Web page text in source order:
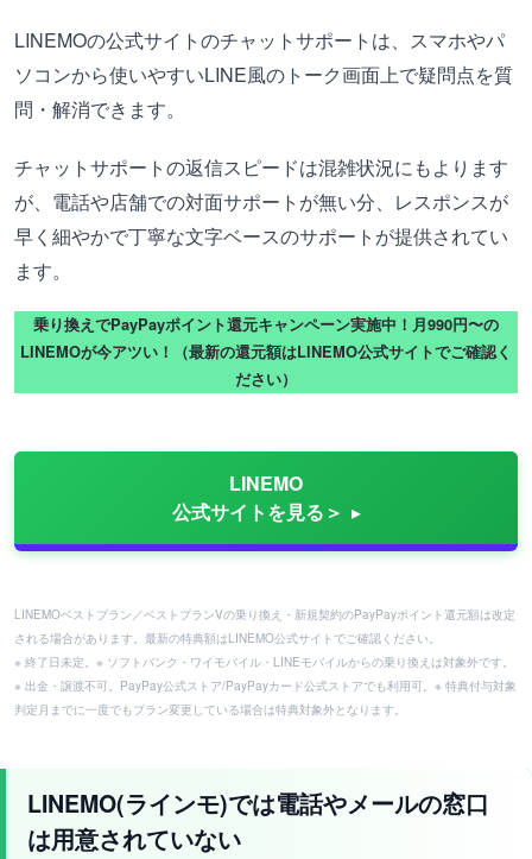
LINEMOの公式サイトのチャットサポートは、スマホやパ
ソコンから使いやすいLINE風のトーク画面上で疑問点を質
問・解消できます。
チャットサポートの返信スピードは混雑状況にもよります
が、電話や店舗での対面サポートが無い分、レスポンスが
早く細やかで丁寧な文字ベースのサポートが提供されてい
ます。
乗り換えでPayPayポイント還元キャンペーン実施中！月990円〜の
LINEMOが今アツい！（最新の還元額はLINEMO公式サイトでご確認く
ださい）
LINEMO
公式サイトを見る＞
LINEMOベストプラン／ベストプランVの乗り換え・新規契約のPayPayポイント還元額は改定
される場合があります。最新の特典額はLINEMO公式サイトでご確認ください。
※ 終了日未定。※ ソフトバンク・ワイモバイル・LINEモバイルからの乗り換えは対象外です。
※ 出金・譲渡不可。PayPay公式ストア/PayPayカード公式ストアでも利用可。※ 特典付与対象
判定月までに一度でもプラン変更している場合は特典対象外となります。
LINEMO(ラインモ)では電話やメールの窓口
は用意されていない